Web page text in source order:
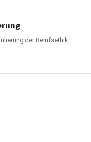
der Berufsethik